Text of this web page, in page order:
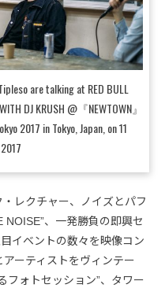
are talking at RED BULL
DJ KRUSH @『NEWTOWN』
2017 in Tokyo, Japan, on 11
レクチャー、ノイズとパフ
NOISE”、一発勝負の即興セ
イベントの数々を映像コン
ーティストをヴィンテー
フォトセッション”、タワー